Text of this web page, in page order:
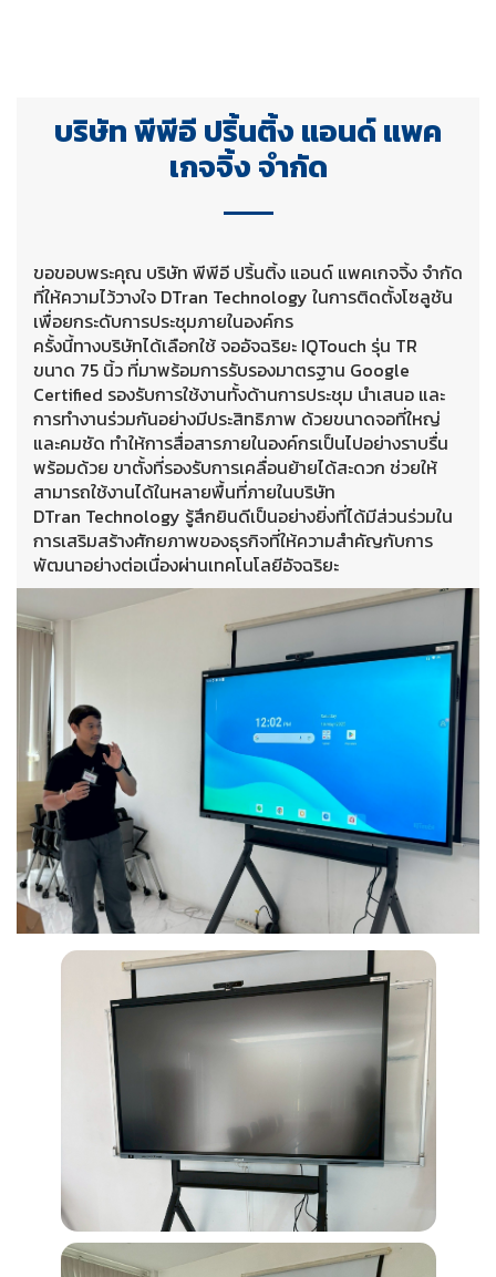
บริษัท พีพีอี ปริ้นติ้ง แอนด์ แพค
เกจจิ้ง จำกัด
ขอขอบพระคุณ บริษัท พีพีอี ปริ้นติ้ง แอนด์ แพคเกจจิ้ง จำกัด
ที่ให้ความไว้วางใจ DTran Technology ในการติดตั้งโซลูชัน
เพื่อยกระดับการประชุมภายในองค์กร
ครั้งนี้ทางบริษัทได้เลือกใช้ จออัจฉริยะ IQTouch รุ่น TR
ขนาด 75 นิ้ว ที่มาพร้อมการรับรองมาตรฐาน Google
Certified รองรับการใช้งานทั้งด้านการประชุม นำเสนอ และ
การทำงานร่วมกันอย่างมีประสิทธิภาพ ด้วยขนาดจอที่ใหญ่
และคมชัด ทำให้การสื่อสารภายในองค์กรเป็นไปอย่างราบรื่น
พร้อมด้วย ขาตั้งที่รองรับการเคลื่อนย้ายได้สะดวก ช่วยให้
สามารถใช้งานได้ในหลายพื้นที่ภายในบริษัท
DTran Technology รู้สึกยินดีเป็นอย่างยิ่งที่ได้มีส่วนร่วมใน
การเสริมสร้างศักยภาพของธุรกิจที่ให้ความสำคัญกับการ
พัฒนาอย่างต่อเนื่องผ่านเทคโนโลยีอัจฉริยะ